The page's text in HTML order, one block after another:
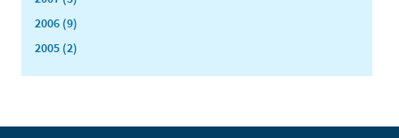
2006 (9)
2005 (2)